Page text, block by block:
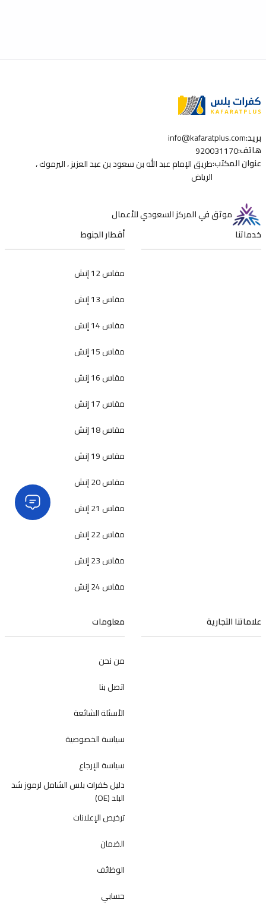
بريد:
info@kafaratplus.com
هاتف:
920031170
عنوان المكتب:طريق الإمام عبد الله بن سعود بن عبد العزيز ، اليرموك ،
الرياض
موثق في المركز السعودي للأعمال
خدماتنا
أقطار الجنوط
مقاس 12 إنش
مقاس 13 إنش
مقاس 14 إنش
مقاس 15 إنش
مقاس 16 إنش
مقاس 17 إنش
مقاس 18 إنش
مقاس 19 إنش
مقاس 20 إنش
مقاس 21 إنش
مقاس 22 إنش
مقاس 23 إنش
مقاس 24 إنش
علاماتنا التجارية معلومات
من نحن
اتصل بنا
الأسئلة الشائعة
سياسة الخصوصية
سياسة الإرجاع
دليل كفرات بلس الشامل لرموز شد
البلد (OE)
ترخيص الإعلانات
الضمان
الوظائف
حسابي